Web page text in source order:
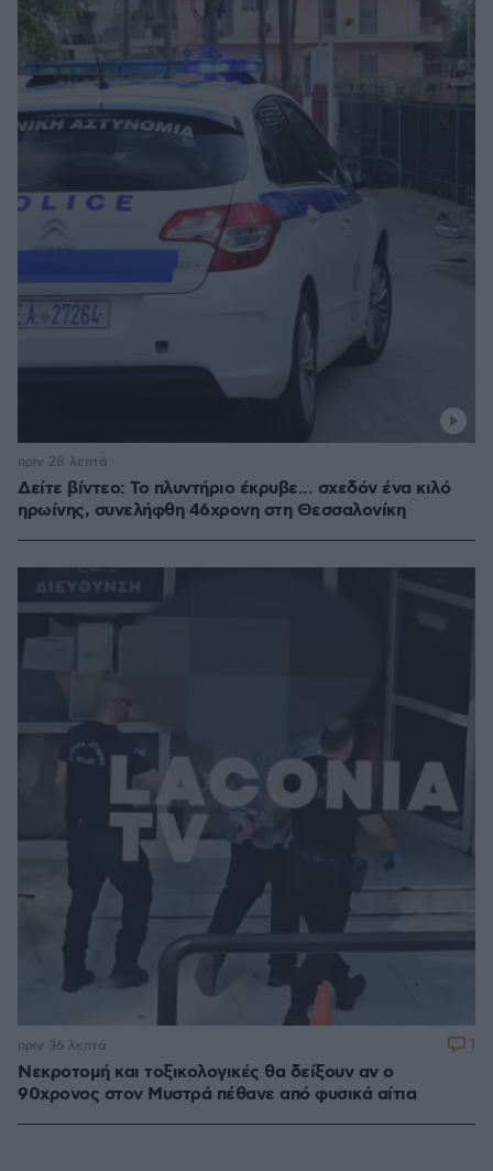
Δείτε βίντεο: Το πλυντήριο έκρυβε... σχεδόν ένα κιλό
ηρωίνης, συνελήφθη 46χρονη στη Θεσσαλονίκη
πριν 28 λεπτά
Νεκροτομή και τοξικολογικές θα δείξουν αν ο
90χρονος στον Μυστρά πέθανε από φυσικά αίτια
πριν 36 λεπτά 1